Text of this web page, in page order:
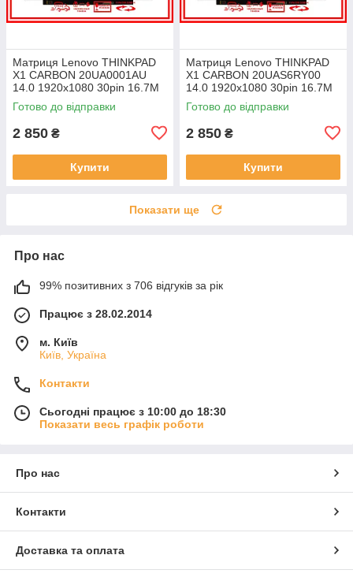
Матриця Lenovo THINKPAD
X1 CARBON 20UA0001AU
14.0 1920x1080 30pin 16.7M
45% NTSC 300 cd/m² для
ноутбука
Готово до відправки
2 850 ₴
Купити
Матриця Lenovo THINKPAD
X1 CARBON 20UAS6RY00
14.0 1920x1080 30pin 16.7M
45% NTSC 300 cd/m² для
ноутбука
Готово до відправки
2 850 ₴
Купити
Показати ще
Про нас
99% позитивних з 706 відгуків за рік
Працює з 28.02.2014
м. Київ
Київ, Україна
Контакти
Сьогодні працює з 10:00 до 18:30
Показати весь графік роботи
Про нас
Контакти
Доставка та оплата